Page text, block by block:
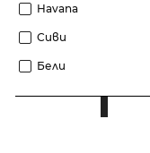
Havana
Сиви
Бели